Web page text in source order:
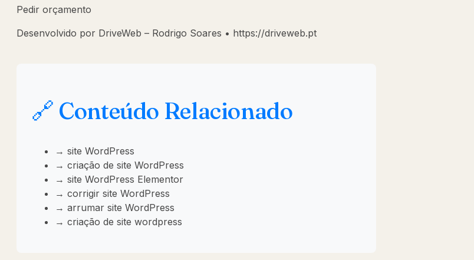
Pedir orçamento
Desenvolvido por DriveWeb – Rodrigo Soares • https://driveweb.pt
🔗 Conteúdo Relacionado
→ site WordPress
→ criação de site WordPress
→ site WordPress Elementor
→ corrigir site WordPress
→ arrumar site WordPress
→ criação de site wordpress